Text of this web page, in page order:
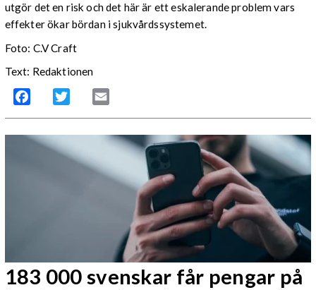
utgör det en risk och det här är ett eskalerande problem vars
effekter ökar bördan i sjukvårdssystemet.
Foto: C.V Craft
Text: Redaktionen
Facebook Twitter
183 000 svenskar får pengar på